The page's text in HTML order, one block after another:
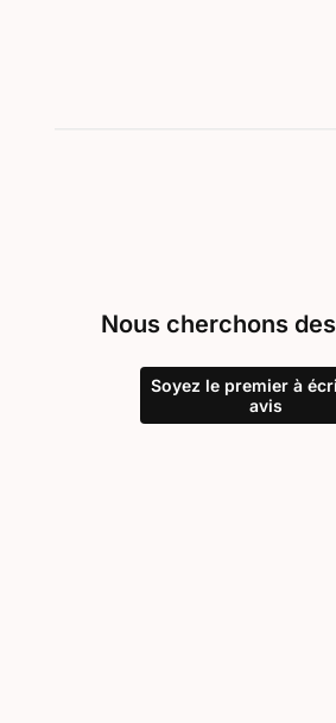
Nous cherchons
Soyez le premier à
avis